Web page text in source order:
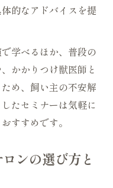
的なアドバイスを提
学べるほか、普段の
かかりつけ獣医師と
め、飼い主の不安解
たセミナーは気軽に
すすめです。
ンの選び方と